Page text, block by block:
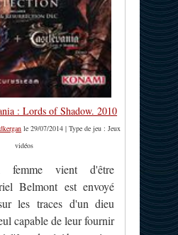
: Lords of Shadow. 2010
le 29/07/2014 | Type de jeu : Jeux
vidéos
vient d'être
Belmont est envoyé
les traces d'un dieu
capable de leur fournir